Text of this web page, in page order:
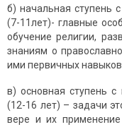
б) начальная ступень
(7-11лет)- главные
обучение религии,
знаниям о
ими первичных
в) основная ступень
(12-16 лет) – задачи
вере и их